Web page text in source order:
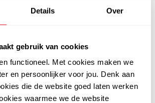
Details Over
gebruik van cookies
functioneel. Met cookies maken we
en persoonlijker voor jou. Denk aan
die de website goed laten werken
waarmee we de website